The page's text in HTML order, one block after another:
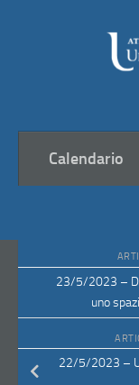
Calendario
23/5/2023 –
uno
22/5/2023 –